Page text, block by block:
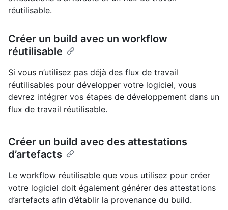
réutilisable.
Créer un build avec un workflow
réutilisable
Si vous n’utilisez pas déjà des flux de travail
réutilisables pour développer votre logiciel, vous
devrez intégrer vos étapes de développement dans un
flux de travail réutilisable.
Créer un build avec des attestations
d’artefacts
Le workflow réutilisable que vous utilisez pour créer
votre logiciel doit également générer des attestations
d’artefacts afin d’établir la provenance du build.